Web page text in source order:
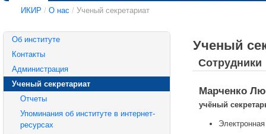
ИКИР / О нас / Ученый секретариат
Об институте
Контакты
Администрация
Ученый секретариат
Отчеты
Упоминания об институте в интернет-
ресурсах
Ученый
Сотрудники
Марченко
учёный